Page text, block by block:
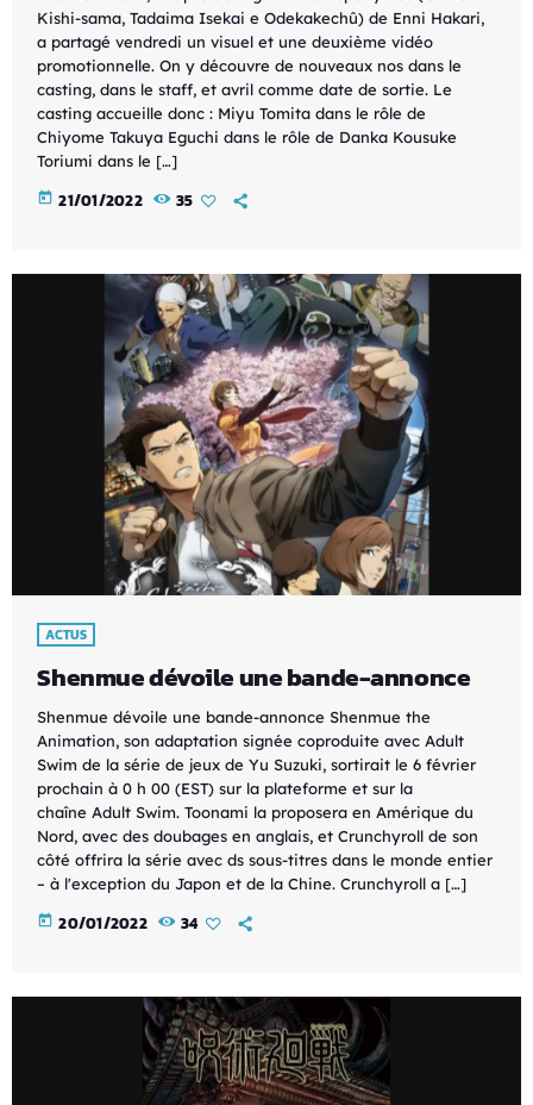
Kishi-sama, Tadaima Isekai e Odekakechû) de Enni Hakari,
a partagé vendredi un visuel et une deuxième vidéo
promotionnelle. On y découvre de nouveaux nos dans le
casting, dans le staff, et avril comme date de sortie. Le
casting accueille donc : Miyu Tomita dans le rôle de
Chiyome Takuya Eguchi dans le rôle de Danka Kousuke
Toriumi dans le […]
today 21/01/2022 35
ACTUS
Shenmue dévoile une bande-annonce
Shenmue dévoile une bande-annonce Shenmue the
Animation, son adaptation signée coproduite avec Adult
Swim de la série de jeux de Yu Suzuki, sortirait le 6 février
prochain à 0 h 00 (EST) sur la plateforme et sur la
chaîne Adult Swim. Toonami la proposera en Amérique du
Nord, avec des doubages en anglais, et Crunchyroll de son
côté offrira la série avec ds sous-titres dans le monde entier
– à l'exception du Japon et de la Chine. Crunchyroll a […]
today 20/01/2022 34